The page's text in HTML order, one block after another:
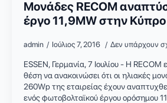
Μονάδες RECOM
έργο 11,9MW στην Κύπρο
admin Ιούλιος 7, 2016 Δεν υπάρχουν
ESSEN, Γερμανία, 7 Ιουλίου - Η RECOM
θέση να ανακοινώσει ότι οι ηλιακές
260Wp της εταιρείας έχουν
ενός φωτοβολταϊκού έργου ορόσημου